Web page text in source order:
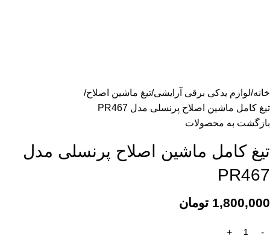
خانه لوازم یدکی برقی آرایشی تیغ ماشین اصلاح
تیغ کامل ماشین اصلاح پرنسلی مدل PR467
بازگشت به محصولات
تیغ کامل ماشین اصلاح پرنسلی مدل
PR467
1,800,000 تومان